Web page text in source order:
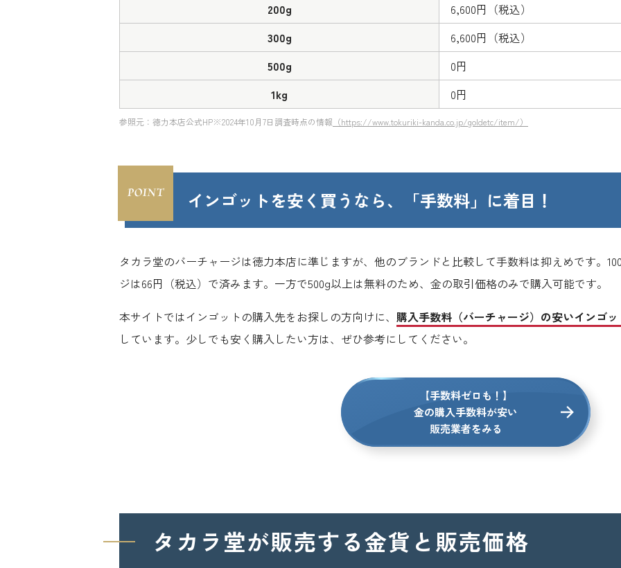
200g
6,600円（税込）
300g
6,600円（税込）
500g
0円
1kg
0円
参照元：徳力本店公式HP※2024年10月7日調査時点の情報 （https://www.tokuriki-kanda.co.jp/goldetc/item/）
インゴットを安く買うなら、 「手数料」に着目！
タカラ堂のバーチャージは徳力本店に準じますが、他のブランドと比較して手数料は抑えめです。
ジは66円（税込）で済みます。一方で500g以上は無料のため、金の取引価格のみで購入可能です。
本サイトではインゴットの購入先をお探しの方向けに、 購入手数料（バーチャージ）の安いインゴ
しています。少しでも安く購入したい方は、ぜひ参考にしてください。
【手数料ゼロも！】
金の購入手数料が安い
販売業者をみる
タカラ堂が販売する金貨と販売価格